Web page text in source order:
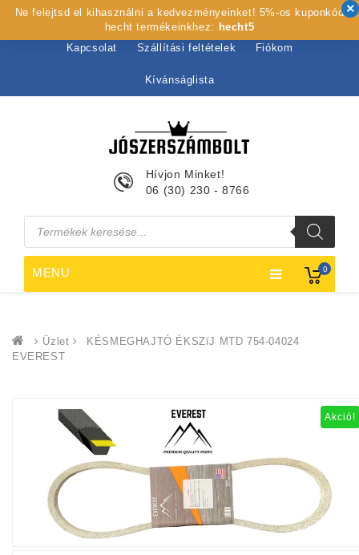
Kezdőlap Rólunk Webshop Szolgáltatások
Kapcsolat Szállítási feltételek Fiókom
Kívánságlista
0
Hívjon Minket!
06 (30) 230 - 8766
Products
search
MENU
Üzlet
KÉSMEGHAJTÓ ÉKSZíJ MTD 754-04024
EVEREST
Akció!
Ne felejtsd el kihasználni a kedvezményeinket! 5%-os kuponkód
hecht termékeinkhez: hecht5